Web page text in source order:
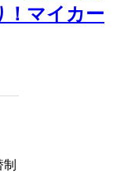
マイカー